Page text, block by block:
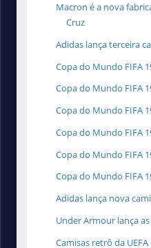
Macron é a nova
Cruz
Adidas lança terceira
Copa do Mundo FIFA
Copa do Mundo FIFA
Copa do Mundo FIFA
Copa do Mundo FIFA
Copa do Mundo FIFA
Copa do Mundo FIFA
Adidas lança nova
Under Armour lança
Camisas retrô da